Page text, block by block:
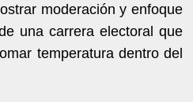
moderación y enfoque
una carrera electoral que
temperatura dentro del